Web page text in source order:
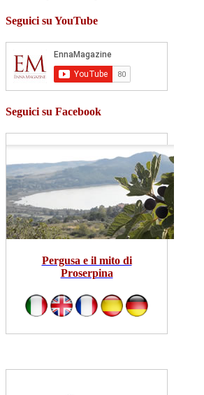
Seguici su YouTube
Seguici su Facebook
Pergusa e il mito di
Proserpina